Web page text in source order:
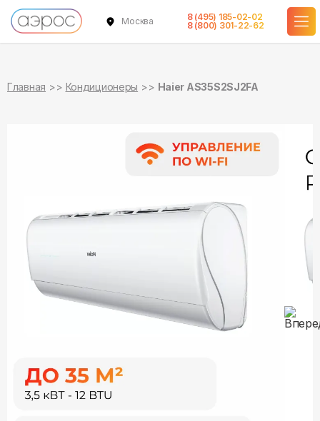
Москва
8 (495) 185-02-02
8 (800) 301-22-62
Главная Кондиционеры Haier AS35S2SJ2FA
в наличии
в наличии